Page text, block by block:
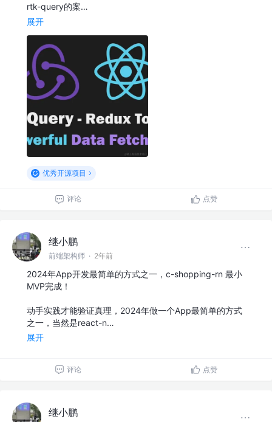
rtk-query的案…
展开
优秀开源项目
评论 点赞
继小鹏
前端架构师 · 2年前
2024年App开发最简单的方式之一，c-shopping-rn 最小
MVP完成！
动手实践才能验证真理，2024年做一个App最简单的方式
之一，当然是react-n…
展开
评论 点赞
继小鹏